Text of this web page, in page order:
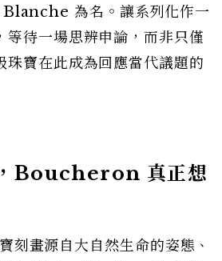
為名。讓系列化作一
等待一場思辨申論，而非只僅
珠寶在此成為回應當代議題的
Boucheron 真正想
畫源自大自然生命的姿態、